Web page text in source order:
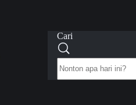
Cari